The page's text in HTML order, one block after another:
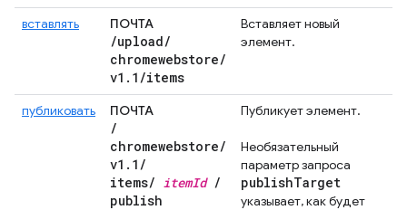
вставлять
ПОЧТА
/upload/
chromewebstore/
v1 . 1 /items
Вставляет новый
элемент.
публиковать ПОЧТА
/
chromewebstore/
v1 . 1 /
items/ itemId /
publish
Публикует элемент.
Необязательный
параметр запроса
publishTarget
указывает, как будет